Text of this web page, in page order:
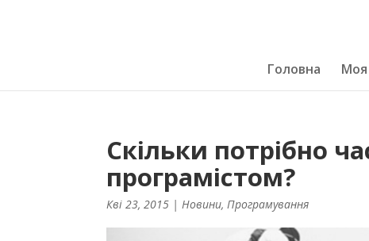
Головна Моя
Скільки потрібно
програмістом?
Кві 23, 2015 |Новини,Програмування